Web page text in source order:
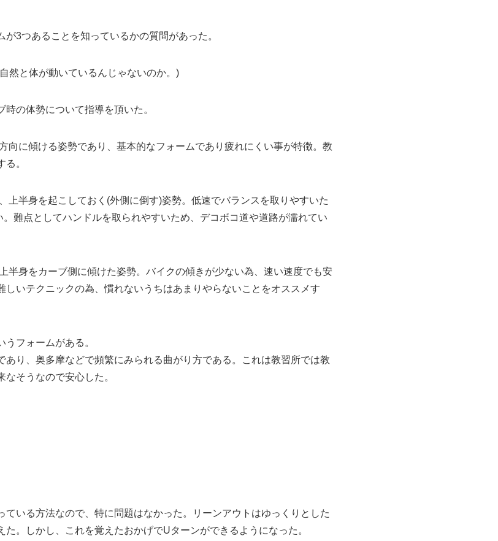
3つあることを知っているかの質問があった。
然と体が動いているんじゃないのか。)
の体勢について指導を頂いた。
向に傾ける姿勢であり、基本的なフォームであり疲れにくい事が特徴。教
。
半身を起こしておく(外側に倒す)姿勢。低速でバランスを取りやすいた
難点としてハンドルを取られやすいため、デコボコ道や道路が濡れてい
半身をカーブ側に傾けた姿勢。バイクの傾きが少ない為、速い速度でも安
しいテクニックの為、慣れないうちはあまりやらないことをオススメす
うフォームがある。
あり、奥多摩などで頻繁にみられる曲がり方である。これは教習所では教
そうなので安心した。
ている方法なので、特に問題はなかった。リーンアウトはゆっくりとした
。しかし、これを覚えたおかげでUターンができるようになった。